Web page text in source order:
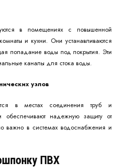
в помещениях с повышенной
и кухни. Они устанавливаются
попадание воды под покрытия. Эти
каналы для стока воды.
узлов
в местах соединения труб и
обеспечивают надежную защиту от
важно в системах водоснабжения и
ПВХ